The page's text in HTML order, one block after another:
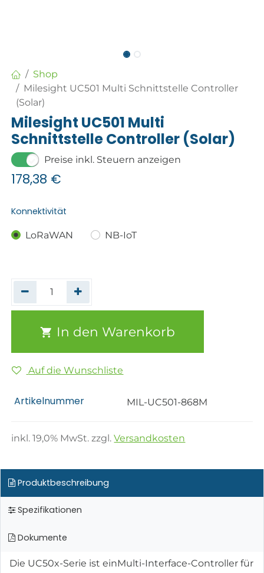
Shop
Milesight UC501 Multi Schnittstelle Controller
(Solar)
Milesight UC501 Multi
Schnittstelle Controller (Solar)
Preise inkl. Steuern anzeigen
178,38 €
Konnektivität
LoRaWAN NB-IoT
In den Warenkorb
Auf die Wunschliste
Artikelnummer MIL-UC501-868M
inkl.19,0% MwSt. zzgl.Versandkosten
Produktbeschreibung
Spezifikationen
Dokumente
Die UC50x-Serie ist einMulti-Interface-Controller für